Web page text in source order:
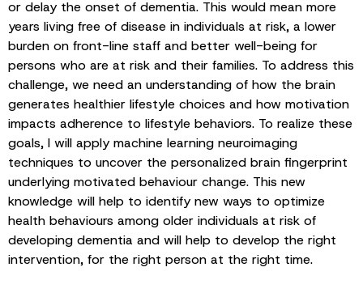
or delay the onset of dementia. This would mean more
years living free of disease in individuals at risk, a lower
burden on front-line staff and better well-being for
persons who are at risk and their families. To address this
challenge, we need an understanding of how the brain
generates healthier lifestyle choices and how motivation
impacts adherence to lifestyle behaviors. To realize these
goals, I will apply machine learning neuroimaging
techniques to uncover the personalized brain fingerprint
underlying motivated behaviour change. This new
knowledge will help to identify new ways to optimize
health behaviours among older individuals at risk of
developing dementia and will help to develop the right
intervention, for the right person at the right time.